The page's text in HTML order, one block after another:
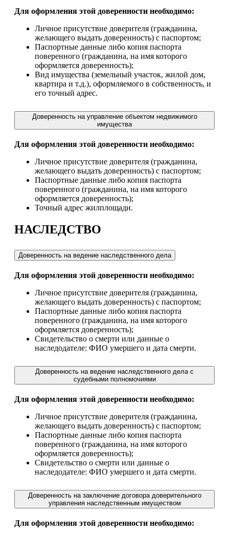
Для оформления этой доверенности необходимо:
Личное присутствие доверителя (гражданина,
желающего выдать доверенность) с паспортом;
Паспортные данные либо копия паспорта
поверенного (гражданина, на имя которого
оформляется доверенность);
Вид имущества (земельный участок, жилой дом,
квартира и т.д.), оформляемого в собственность, и
его точный адрес.
Доверенность на управление объектом недвижимого
имущества
Для оформления этой доверенности необходимо:
Личное присутствие доверителя (гражданина,
желающего выдать доверенность) с паспортом;
Паспортные данные либо копия паспорта
поверенного (гражданина, на имя которого
оформляется доверенность);
Точный адрес жилплощади.
НАСЛЕДСТВО
Доверенность на ведение наследственного дела
Для оформления этой доверенности необходимо:
Личное присутствие доверителя (гражданина,
желающего выдать доверенность) с паспортом;
Паспортные данные либо копия паспорта
поверенного (гражданина, на имя которого
оформляется доверенность);
Свидетельство о смерти или данные о
наследодателе: ФИО умершего и дата смерти.
Доверенность на ведение наследственного дела с
судебными полномочиями
Для оформления этой доверенности необходимо:
Личное присутствие доверителя (гражданина,
желающего выдать доверенность) с паспортом;
Паспортные данные либо копия паспорта
поверенного (гражданина, на имя которого
оформляется доверенность);
Свидетельство о смерти или данные о
наследодателе: ФИО умершего и дата смерти.
Доверенность на заключение договора доверительного
управления наследственным имуществом
Для оформления этой доверенности необходимо: